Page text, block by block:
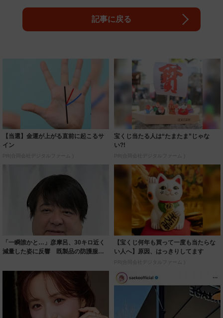
記事に戻る
【当選】金運が上がる直前に起こるサ
イン
PR(合同会社デジタルファーム )
宝くじ当たる人は“たまたま”じゃな
い?!
PR(合同会社デジタルファーム )
「一瞬誰かと…」彦摩呂、30キロ近く
減量した姿に反響 既製品の防護服が
【宝くじ何年も買って一度も当たらな
い人へ】原因、はっきりしてます
PR(合同会社デジタルファーム )